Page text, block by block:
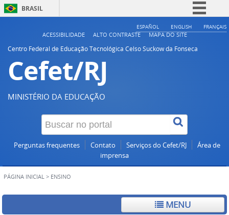
BRASIL
Simplifique!
ESPAÑOL ENGLISH FRANÇAIS
ACESSIBILIDADE ALTO CONTRASTE
MAPA DO SITE
Centro Federal de Educação Tecnológica Celso Suckow da Fonseca
Cefet/RJ
MINISTÉRIO DA EDUCAÇÃO
Perguntas frequentes Contato Serviços do Cefet/RJ
Área de
imprensa
PÁGINA INICIAL > ENSINO
MENU